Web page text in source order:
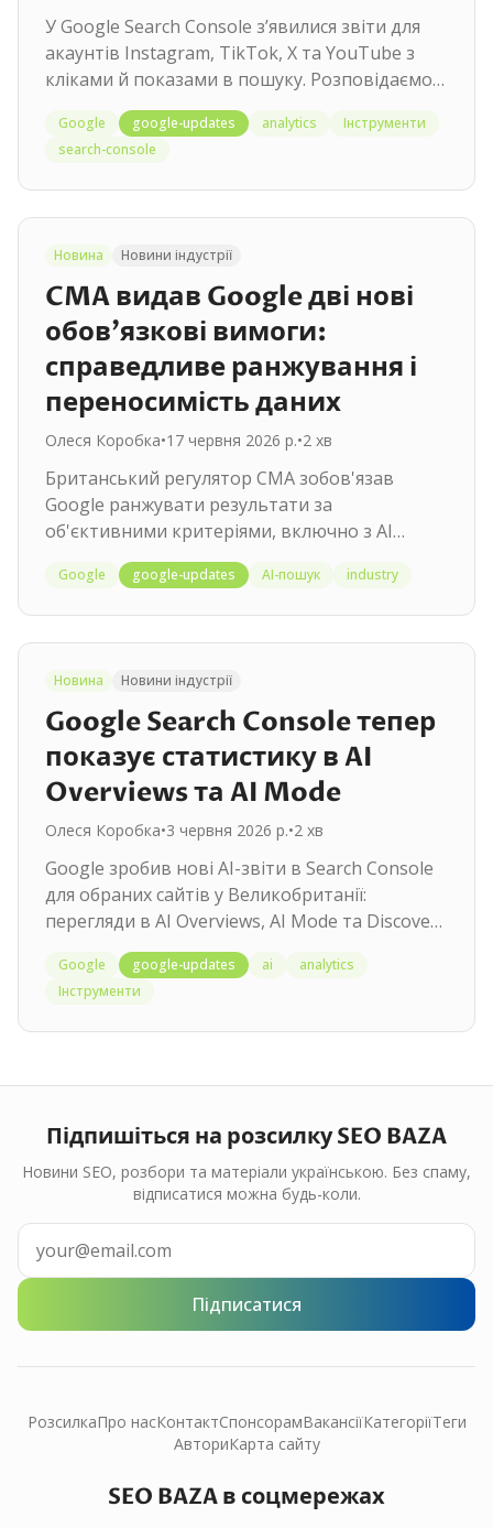
У Google Search Console зʼявилися звіти для
акаунтів Instagram, TikTok, X та YouTube з
кліками й показами в пошуку. Розповідаємо,
як їх увімкнути.
Google google-updates analytics
Інструменти
search-console
Новина Новини індустрії
CMA видав Google дві нові
обов'язкові вимоги:
справедливе ранжування і
переносимість даних
Олеся Коробка•17 червня 2026 р.•2 хв
Британський регулятор CMA зобов'язав
Google ранжувати результати за
об'єктивними критеріями, включно з AI
Overviews, і зробити обов'язковою
переносимість даних користувачів. Терміни: 6
і 3 місяці.
Google google-updates AI-пошук industry
Новина Новини індустрії
Google Search Console тепер
показує статистику в AI
Overviews та AI Mode
Олеся Коробка•3 червня 2026 р.•2 хв
Google зробив нові AI-звіти в Search Console
для обраних сайтів у Великобританії:
перегляди в AI Overviews, AI Mode та Discover.
Кліків і запитів немає.
Google google-updates ai
analytics
Інструменти
Підпишіться на розсилку SEO BAZA
Новини SEO, розбори та матеріали українською. Без спаму,
відписатися можна будь-коли.
Підписатися
РозсилкаПро насКонтактСпонсорамВакансіїКатегоріїТеги
АвториКарта сайту
SEO BAZA в соцмережах